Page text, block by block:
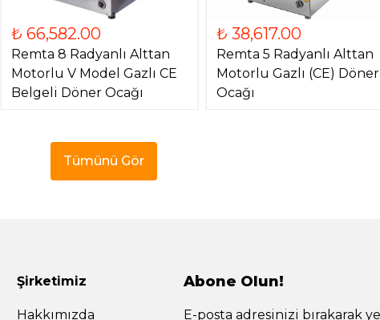
₺ 66,582.00
Remta 8 Radyanlı Alttan
Motorlu V Model Gazlı CE
Belgeli Döner Ocağı
₺ 38,617.00
Remta 5 Radyanlı Alttan
Motorlu Gazlı (CE) Döner
Ocağı
Tümünü Gör
Şirketimiz
Hakkımızda
Abone Olun!
E-posta adresinizi bırakarak